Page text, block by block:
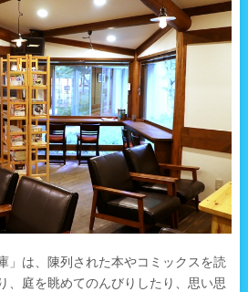
」は、陳列された本やコミックスを読
、庭を眺めてのんびりしたり、思い思